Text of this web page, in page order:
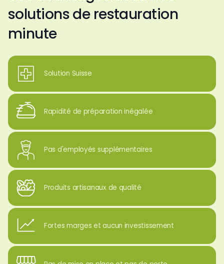
solutions de restauration
minute
Solution Suisse
Rapidité de préparation inégalée
Pas d'employés supplémentaires
Produits artisanaux de qualité
Fortes marges et aucun investissement